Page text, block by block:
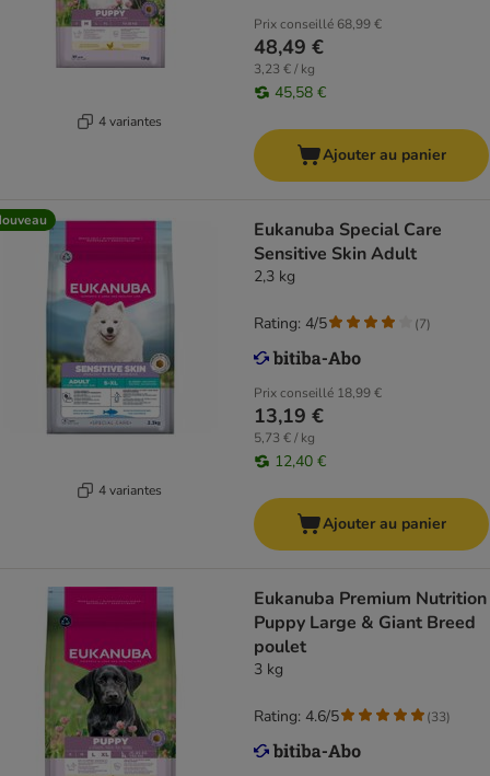
4 variantes
Prix conseillé 68,99 €
48,49 €
3,23 € / kg
45,58 €
Ajouter au panier
4 variantes
Eukanuba Special Care
Sensitive Skin Adult
2,3 kg
Prix conseillé 18,99 €
13,19 €
5,73 € / kg
12,40 €
Rating: 4/5 (7)
Ajouter au panier
Eukanuba Premium Nutrition
Puppy Large & Giant Breed
poulet
3 kg
Rating: 4.6/5 (33)